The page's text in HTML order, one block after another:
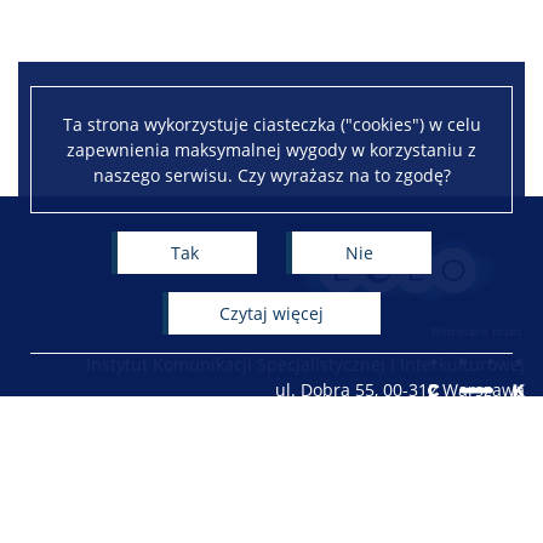
Ta strona wykorzystuje ciasteczka ("cookies") w celu
zapewnienia maksymalnej wygody w korzystaniu z
naszego serwisu. Czy wyrażasz na to zgodę?
Tak Nie
czytaj więcej
Leaflet|©OpenStreetMapcontributors
ul. Dobra 55, 00-312 Warszawa